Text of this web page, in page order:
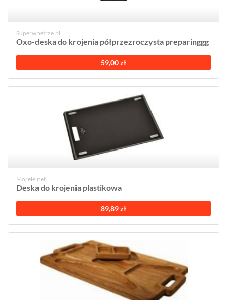
Superwnetrze.pl
Oxo-deska do krojenia półprzezroczysta preparinggg
59,00 zł
Morele.net
Deska do krojenia plastikowa
89,89 zł